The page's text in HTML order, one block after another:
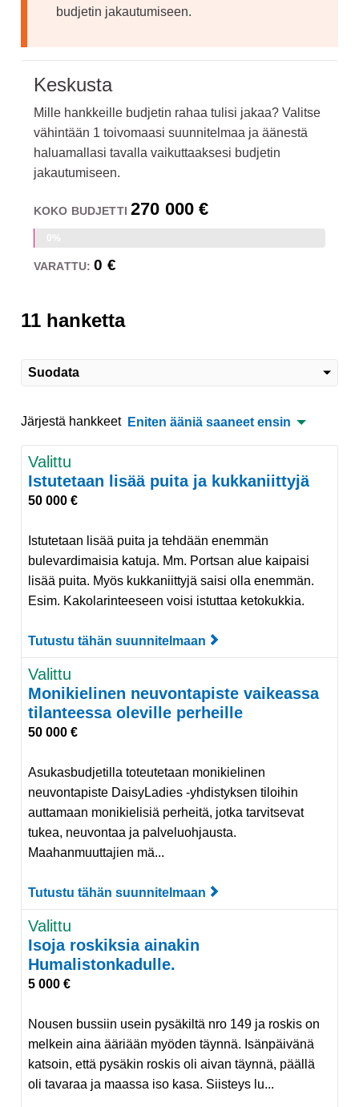
budjetin jakautumiseen.
Keskusta
Mille hankkeille budjetin rahaa tulisi jakaa? Valitse
vähintään 1 toivomaasi suunnitelmaa ja äänestä
haluamallasi tavalla vaikuttaaksesi budjetin
jakautumiseen.
KOKO BUDJETTI270 000 €
VARATTU:0 €
11 hanketta
Suodata
Järjestä hankkeet Eniten ääniä saaneet ensin
Valittu
Istutetaan lisää puita ja kukkaniittyjä
50 000 €
Istutetaan lisää puita ja tehdään enemmän
bulevardimaisia katuja. Mm. Portsan alue kaipaisi
lisää puita. Myös kukkaniittyjä saisi olla enemmän.
Esim. Kakolarinteeseen voisi istuttaa ketokukkia.
Tutustu tähän suunnitelmaan
Valittu
Monikielinen neuvontapiste vaikeassa
tilanteessa oleville perheille
50 000 €
Asukasbudjetilla toteutetaan monikielinen
neuvontapiste DaisyLadies -yhdistyksen tiloihin
auttamaan monikielisiä perheitä, jotka tarvitsevat
tukea, neuvontaa ja palveluohjausta.
Maahanmuuttajien mä...
Tutustu tähän suunnitelmaan
Valittu
Isoja roskiksia ainakin
Humalistonkadulle.
5 000 €
Nousen bussiin usein pysäkiltä nro 149 ja roskis on
melkein aina ääriään myöden täynnä. Isänpäivänä
katsoin, että pysäkin roskis oli aivan täynnä, päällä
oli tavaraa ja maassa iso kasa. Siisteys lu...